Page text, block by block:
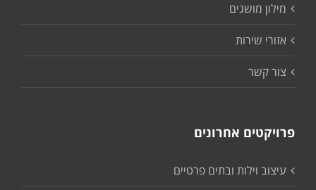
מילון מושגים
אזורי שירות
צור קשר
פרויקטים אחרונים
עיצוב וילות ובתים פרטיים